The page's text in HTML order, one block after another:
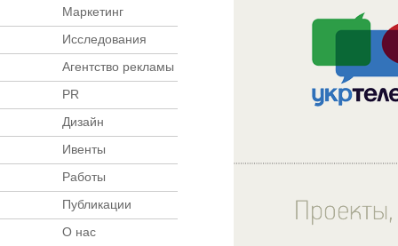
Маркетинг
Исследования
Агентство рекламы
PR
Дизайн
Ивенты
Работы
Публикации
О нас